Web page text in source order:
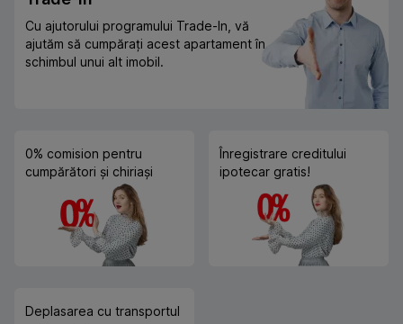
Cu ajutorului programului Trade-In, vă
ajutăm să cumpărați acest apartament în
schimbul unui alt imobil.
0% comision pentru
cumpărători și chiriași
Înregistrare creditului
ipotecar gratis!
Deplasarea cu transportul